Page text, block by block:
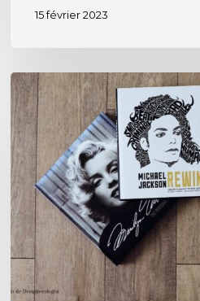
15 février 2023
Portrait
d’Artiste
Whitney
Houston